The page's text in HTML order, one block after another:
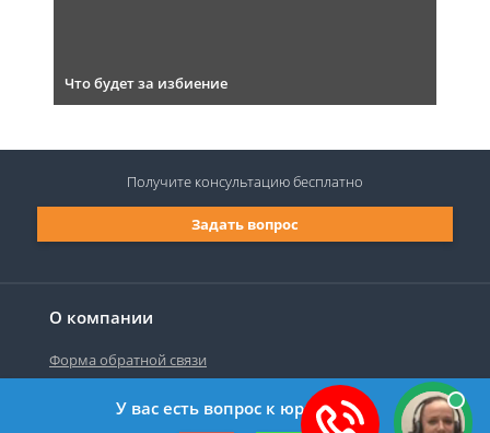
Что будет за избиение
О компании
Форма обратной связи
Задать вопрос
Получите консультациюбесплатно
У вас есть вопрос к юристу?